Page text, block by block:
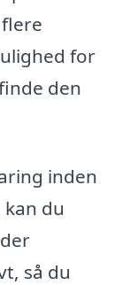
for
den
inden
du
så du